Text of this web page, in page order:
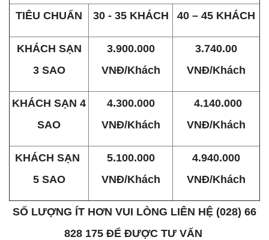
TIÊU CHUẨN
30 - 35 KHÁCH 40 – 45 KHÁCH
KHÁCH SẠN
3 SAO
3.900.000
VNĐ/Khách
3.740.00
VNĐ/Khách
KHÁCH SẠN 4
SAO
4.300.000
VNĐ/Khách
4.140.000
VNĐ/Khách
KHÁCH SẠN
5 SAO
5.100.000
VNĐ/Khách
4.940.000
VNĐ/Khách
SỐ LƯỢNG ÍT HƠN VUI LÒNG LIÊN HỆ (028) 66
828 175 ĐỂ ĐƯỢC TƯ VẤN